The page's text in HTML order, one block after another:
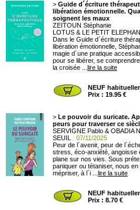
> Guide d´écriture
libération émotionnelle.
soignent les maux
ZEITOUN Stéphanie
LOTUS & LE PETIT
Dans le Guide d´écriture
libération émotionnelle,
magie d´une pratique
pour se libérer, se
la croisée ... lire la suite
NEUF
Prix : 19.95 €
> Le pouvoir du suricate.
peurs pour traverser ce
SERVIGNE Pablo & OBADIA
SEUIL
: 07/11/2025
Peur de l´avenir, peur de
stress, éco-anxiété, angoisse
plane sur nos vies. Sous
paniquer ou tétaniser, nous
mépriser, à l´i ... lire la suite
NEUF
Prix : 8.70 €